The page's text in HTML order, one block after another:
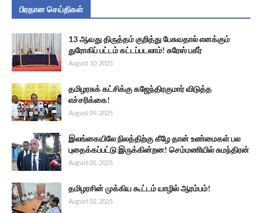
பிரதான செய்திகள்
13 ஆவது திருத்தம் குறித்து பேசுவதால் எனக்கும்
துரோகிப் பட்டம் கட்டப்படலாம்! சுரேஸ் பகீர்
August 10, 2025
தமிழரசுக் கட்சிக்கு கஜேந்திரகுமார் விடுத்த
எச்சரிக்கை!
August 09, 2025
இலங்கையிலே நிலத்திற்கு கீழே தான் உண்மைகள் பல
புதைக்கப்பட்டு இருக்கின்றன! செம்மணியில் சுமந்திரன்
August 05, 2025
தமிழரசின் முக்கிய கூட்டம் யாழில் ஆரம்பம்!
August 02, 2025